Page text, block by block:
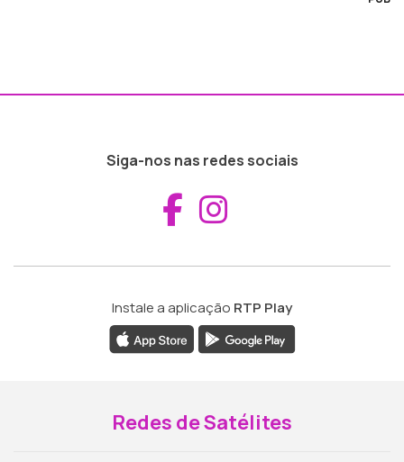
Siga-nos nas redes sociais
Aceder ao
Instale a aplicação RTP Play
Redes de Satélites